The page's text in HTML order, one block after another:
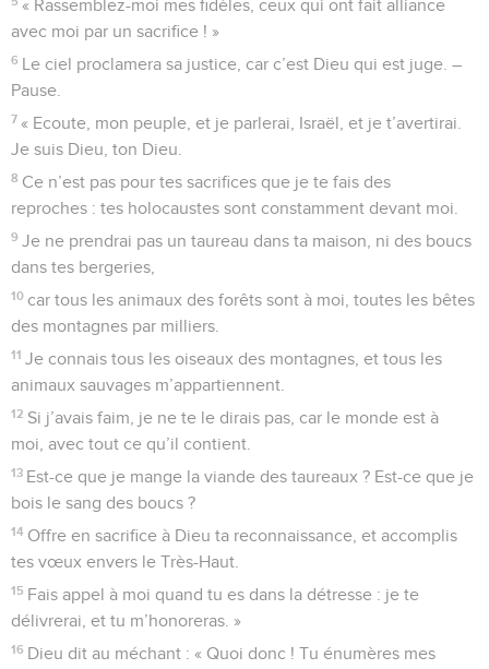
« Rassemblez-moi mes fidèles, ceux qui ont fait alliance
avec moi par un sacrifice ! »
6 Le ciel proclamera sa justice, car c’est Dieu qui est juge. –
Pause.
7 « Ecoute, mon peuple, et je parlerai, Israël, et je t’avertirai.
Je suis Dieu, ton Dieu.
8 Ce n’est pas pour tes sacrifices que je te fais des
reproches : tes holocaustes sont constamment devant moi.
9 Je ne prendrai pas un taureau dans ta maison, ni des boucs
dans tes bergeries,
10 car tous les animaux des forêts sont à moi, toutes les bêtes
des montagnes par milliers.
11 Je connais tous les oiseaux des montagnes, et tous les
animaux sauvages m’appartiennent.
12 Si j’avais faim, je ne te le dirais pas, car le monde est à
moi, avec tout ce qu’il contient.
13 Est-ce que je mange la viande des taureaux ? Est-ce que je
bois le sang des boucs ?
14 Offre en sacrifice à Dieu ta reconnaissance, et accomplis
tes vœux envers le Très-Haut.
15 Fais appel à moi quand tu es dans la détresse : je te
délivrerai, et tu m’honoreras. »
16 Dieu dit au méchant : « Quoi donc ! Tu énumères mes